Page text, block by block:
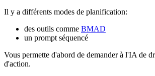
Il y a différents modes de planification:
des outils comme BMAD
un prompt séquencé
Vous permette d'abord de demander à l'IA de
d'action.